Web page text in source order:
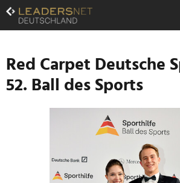
Zum
Inhalt
Zur
Navigation
Zur
Hauptnavigation
Red Carpet Deutsche
52. Ball des Sports